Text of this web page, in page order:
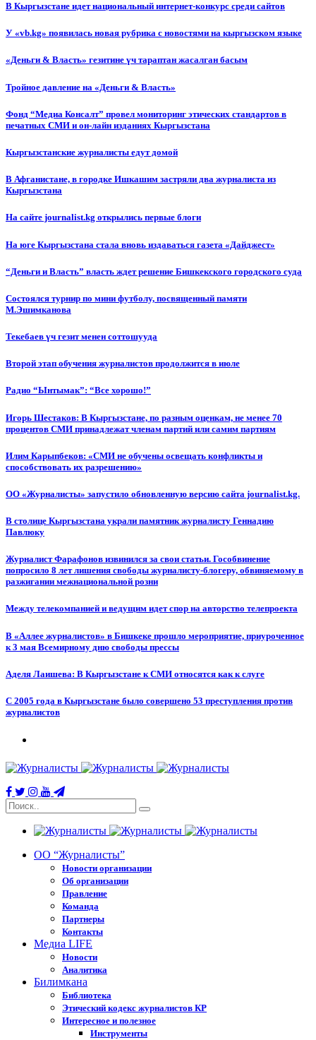
В Кыргызстане идет национальный интернет-конкурс среди сайтов
У «vb.kg» появилась новая рубрика с новостями на кыргызском языке
«Деньги & Власть» гезитине үч тараптан жасалган басым
Тройное давление на «Деньги & Власть»
Фонд “Медиа Консалт” провел мониторинг этических стандартов в
печатных СМИ и он-лайн изданиях Кыргызстана
Кыргызстанские журналисты едут домой
В Афганистане, в городке Ишкашим застряли два журналиста из
Кыргызстана
На сайте journalist.kg открылись первые блоги
На юге Кыргызстана стала вновь издаваться газета «Дайджест»
“Деньги и Власть” власть ждет решение Бишкекского городского суда
Состоялся турнир по мини футболу, посвященный памяти
М.Эшимканова
Текебаев үч гезит менен соттошууда
Второй этап обучения журналистов продолжится в июле
Радио “Ынтымак”: “Все хорошо!”
Игорь Шестаков: В Кыргызстане, по разным оценкам, не менее 70
процентов СМИ принадлежат членам партий или самим партиям
Илим Карыпбеков: «СМИ не обучены освещать конфликты и
способствовать их разрешению»
ОО «Журналисты» запустило обновленную версию сайта journalist.kg.
В столице Кыргызстана украли памятник журналисту Геннадию
Павлюку
Журналист Фарафонов извинился за свои статьи. Гособвинение
попросило 8 лет лишения свободы журналисту-блогеру, обвиняемому в
разжигании межнациональной розни
Между телекомпанией и ведущим идет спор на авторство телепроекта
В «Аллее журналистов» в Бишкеке прошло мероприятие, приуроченное
к 3 мая Всемирному дню свободы прессы
Аделя Лаишева: В Кыргызстане к СМИ относятся как к слуге
С 2005 года в Кыргызстане было совершено 53 преступления против
журналистов
ОО “Журналисты”
Новости организации
Об организации
Правление
Команда
Партнеры
Контакты
Медиа LIFE
Новости
Аналитика
Билимкана
Библиотека
Этический кодекс журналистов КР
Интересное и полезное
Инструменты